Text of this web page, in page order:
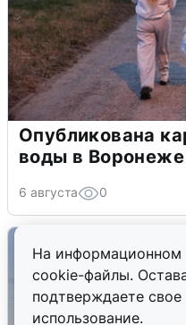
На информационном
cookie-файлы.
подтверждаете свое
использование.
Опубликована
воды в Воронеже
6 августа 0